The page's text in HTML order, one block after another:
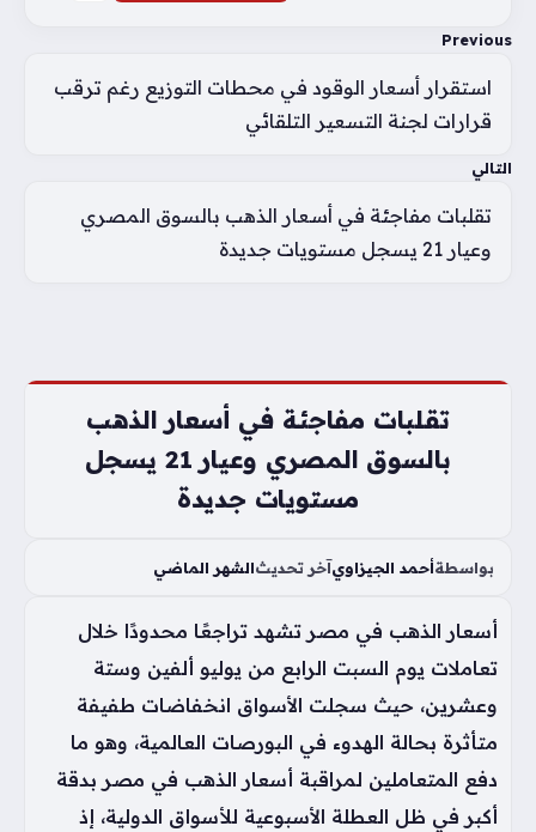
Previous
استقرار أسعار الوقود في محطات التوزيع رغم ترقب
قرارات لجنة التسعير التلقائي
التالي
تقلبات مفاجئة في أسعار الذهب بالسوق المصري
وعيار 21 يسجل مستويات جديدة
تقلبات مفاجئة في أسعار الذهب
بالسوق المصري وعيار 21 يسجل
مستويات جديدة
بواسطةأحمد الجيزاويآخر تحديثالشهر الماضي
أسعار الذهب في مصر تشهد تراجعًا محدودًا خلال
تعاملات يوم السبت الرابع من يوليو ألفين وستة
وعشرين، حيث سجلت الأسواق انخفاضات طفيفة
متأثرة بحالة الهدوء في البورصات العالمية، وهو ما
دفع المتعاملين لمراقبة أسعار الذهب في مصر بدقة
أكبر في ظل العطلة الأسبوعية للأسواق الدولية، إذ